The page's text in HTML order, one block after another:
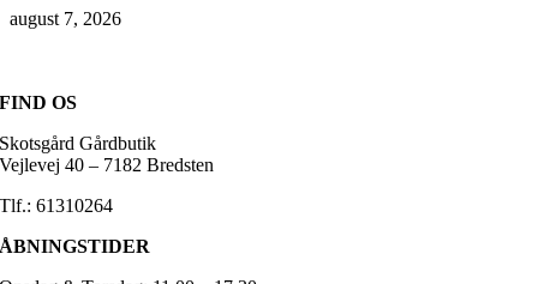
august 7, 2026
FIND OS
Skotsgård Gårdbutik
Vejlevej 40 – 7182 Bredsten
Tlf.: 61310264
ÅBNINGSTIDER